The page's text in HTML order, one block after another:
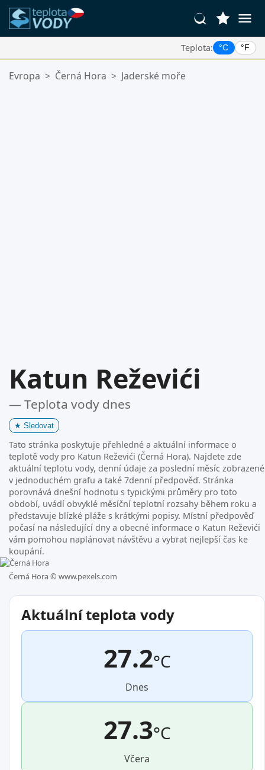
Teplota: °C °F
Vaše Oblíbené Lokality:
Evropa > Černá Hora > Jaderské moře
Katun Reževići
— Teplota vody dnes
★ Sledovat
Tato stránka poskytuje přehledné a aktuální informace o
teplotě vody pro Katun Reževići (Černá Hora). Najdete zde
aktuální teplotu vody, denní údaje za poslední měsíc zobrazené
v jednoduchém grafu a také 7denní předpověď. Stránka
porovnává dnešní hodnotu s typickými průměry pro toto
období, uvádí obvyklé měsíční teplotní rozsahy během roku a
představuje blízké pláže s krátkými popisy. Místní předpověď
počasí na následující dny a obecné informace o Katun Reževići
vám pomohou naplánovat návštěvu a vybrat nejlepší čas ke
koupání.
Černá Hora © www.pexels.com
Aktuální teplota vody
27.2°C
Dnes
27.3°C
Včera